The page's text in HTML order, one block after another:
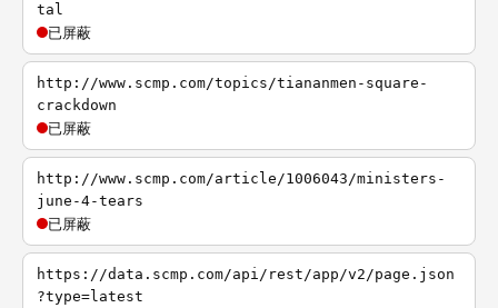
tal
已屏蔽
http://www.scmp.com/topics/tiananmen-square-
crackdown
已屏蔽
http://www.scmp.com/article/1006043/ministers-
june-4-tears
已屏蔽
https://data.scmp.com/api/rest/app/v2/page.json
?type=latest